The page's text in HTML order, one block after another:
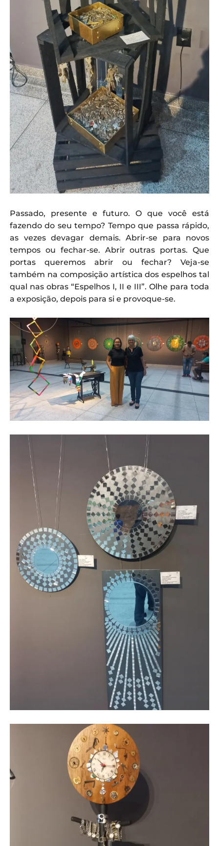
Passado, presente e futuro. O que você está
fazendo do seu tempo? Tempo que passa rápido,
as vezes devagar demais. Abrir-se para novos
tempos ou fechar-se. Abrir outras portas. Que
portas queremos abrir ou fechar? Veja-se
também na composição artística dos espelhos tal
qual nas obras “Espelhos I, II e III”. Olhe para toda
a exposição, depois para si e provoque-se.